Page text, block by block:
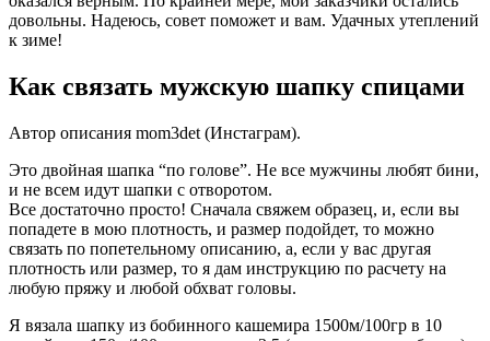
довольны. Надеюсь, совет поможет и вам. Удачных утеплений
к зиме!
Как связать мужскую шапку спицами
Автор описания mom3det (Инстаграм).
Это двойная шапка “по голове”. Не все мужчины любят бини,
и не всем идут шапки с отворотом.
Все достаточно просто! Сначала свяжем образец, и, если вы
попадете в мою плотность, и размер подойдет, то можно
связать по попетельному описанию, а, если у вас другая
плотность или размер, то я дам инструкцию по расчету на
любую пряжу и любой обхват головы.
Я вязала шапку из бобинного кашемира 1500м/100гр в 10